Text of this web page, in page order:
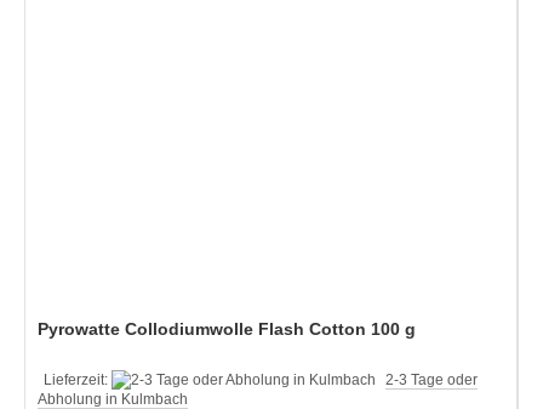
Pyrowatte Collodiumwolle Flash Cotton 100 g
Lieferzeit:
2-3 Tage oder
Abholung in Kulmbach